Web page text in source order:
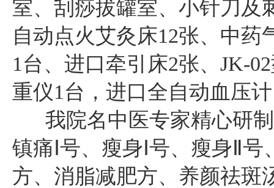
室、刮痧拔罐室、小针刀及
自动点火艾灸床12张、中药
1台、进口牵引床2张、JK-
重仪1台，进口全自动血压
我院名中医专家精心研制
镇痛Ⅰ号、瘦身Ⅰ号、瘦身Ⅱ
方、消脂减肥方、养颜祛斑